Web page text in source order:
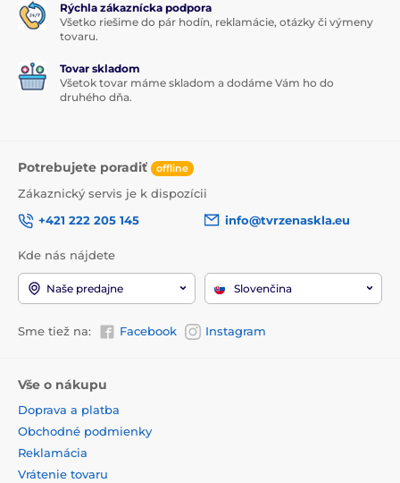
Rýchla zákaznícka podpora
Všetko riešime do pár hodín, reklamácie, otázky či výmeny
tovaru.
Tovar skladom
Všetok tovar máme skladom a dodáme Vám ho do
druhého dňa.
Potrebujete poradiť offline
Zákaznický servis je k dispozícii
+421 222 205 145
info@tvrzenaskla.eu
Kde nás nájdete
Naše predajne Slovenčina
Sme tiež na: Facebook Instagram
Vše o nákupu
Doprava a platba
Obchodné podmienky
Reklamácia
Vrátenie tovaru